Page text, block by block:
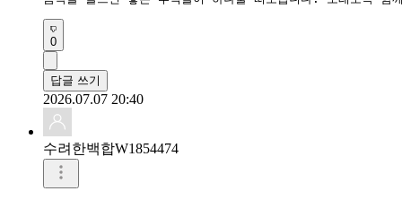
0
답글 쓰기
2026.07.07 20:40
수려한백합W1854474